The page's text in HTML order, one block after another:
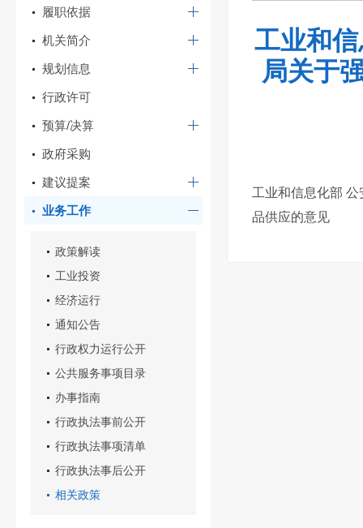
履职依据
机关简介
规划信息
行政许可
预算/决算
政府采购
建议提案
业务工作
政策解读
工业投资
经济运行
通知公告
行政权力运行公开
公共服务事项目录
办事指南
行政执法事前公开
行政执法事项清单
行政执法事后公开
相关政策
工业和
局关于
工业和信息化部
品供应的意见